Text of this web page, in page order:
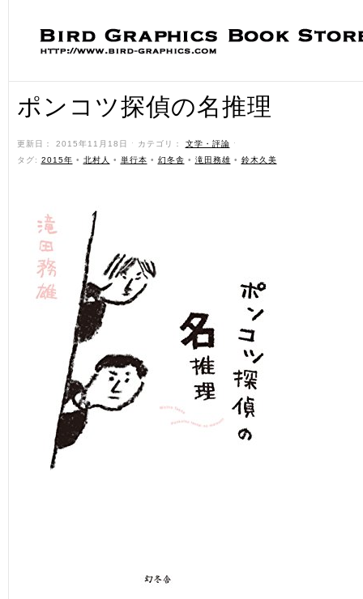
ポンコツ探偵の名推理
更新日： 2015年11月18日 ˑ カテゴリ： 文学・評論 ˑ
タグ: 2015年 • 北村人 • 単行本 • 幻冬舎 • 滝田務雄 • 鈴木久美